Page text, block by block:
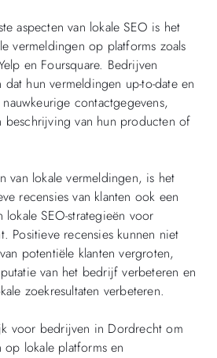
aspecten van lokale SEO is het
vermeldingen op platforms zoals
en Foursquare. Bedrijven
hun vermeldingen up-to-date en
contactgegevens,
beschrijving van hun producten of
van lokale vermeldingen, is het
recensies van klanten ook een
SEO-strategieën voor
Positieve recensies kunnen niet
potentiële klanten vergroten,
van het bedrijf verbeteren en
zoekresultaten verbeteren.
voor bedrijven in Dordrecht om
lokale platforms en